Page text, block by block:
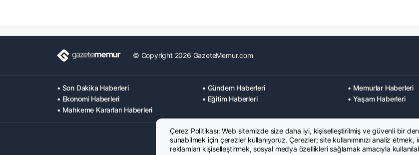
© Copyright 2026 GazeteMemur.com
• Son Dakika Haberleri • Gündem Haberleri • Memurlar Haberleri
• Ekonomi Haberleri
• Eğitim Haberleri • Yaşam Haberleri
• Mahkeme Kararları Haberleri
Çerez Politikası: Web sitemizde size daha iyi, kişiselleştirilmiş ve güvenli bir
sunabilmek için çerezler kullanıyoruz. Çerezler; site kullanımınızı analiz etmek,
reklamları kişiselleştirmek, sosyal medya özellikleri sağlamak amacıyla